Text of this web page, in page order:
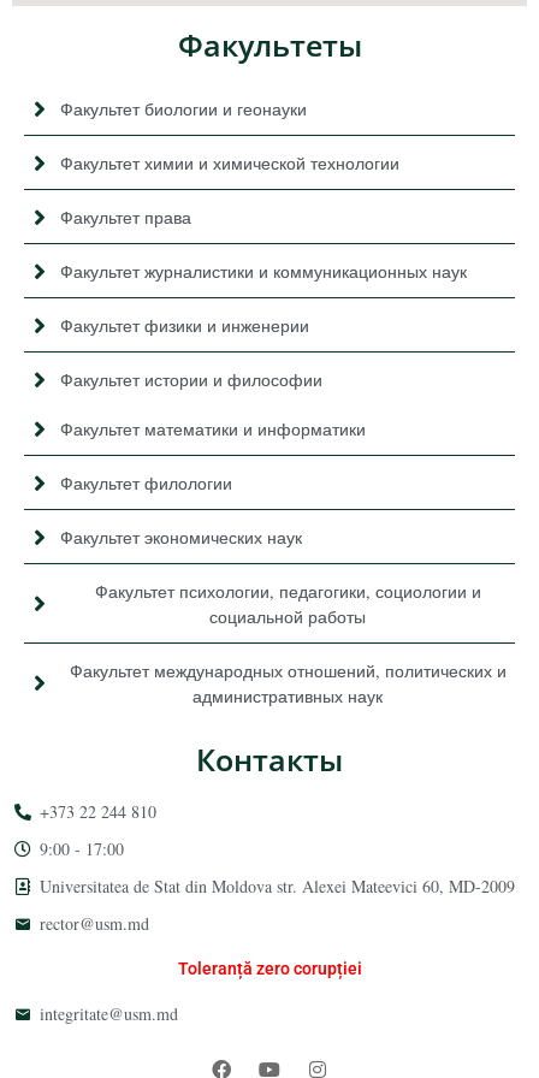
Факультеты
Факультет биологии и геонауки
Факультет химии и химической технологии
Факультет права
Факультет журналистики и коммуникационных наук
Факультет физики и инженерии
Факультет истории и философии
Факультет математики и информатики
Факультет филологии
Факультет экономических наук
Факультет психологии, педагогики, социологии и
социальной работы
Факультет международных отношений, политических и
административных наук
Контакты
+373 22 244 810
9:00 - 17:00
Universitatea de Stat din Moldova str. Alexei Mateevici 60, MD-2009
rector@usm.md
Toleranță zero corupției
integritate@usm.md